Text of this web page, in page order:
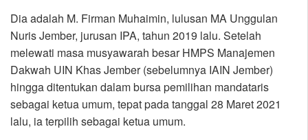
Dia adalah M. Firman Muhaimin, lulusan MA Unggulan
Nuris Jember, jurusan IPA, tahun 2019 lalu. Setelah
melewati masa musyawarah besar HMPS Manajemen
Dakwah UIN Khas Jember (sebelumnya IAIN Jember)
hingga ditentukan dalam bursa pemilihan mandataris
sebagai ketua umum, tepat pada tanggal 28 Maret 2021
lalu, ia terpilih sebagai ketua umum.